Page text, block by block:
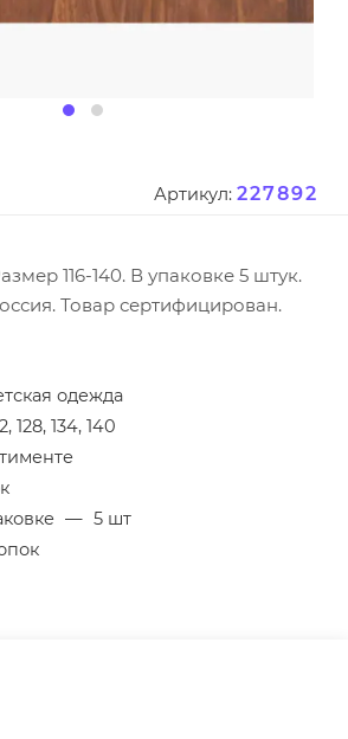
Артикул: 227892
116-140. В упаковке 5 штук.
Товар сертифицирован.
одежда
128, 134, 140
— 5 шт